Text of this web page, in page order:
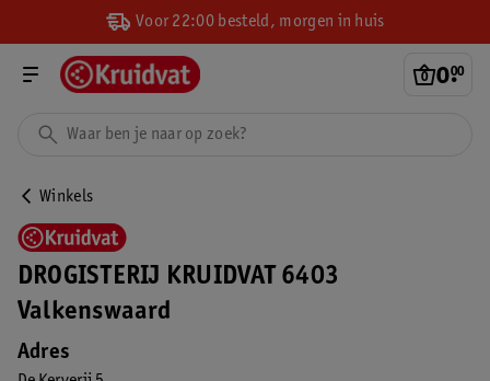
Voor 22:00 besteld, morgen in huis
0.
00
Winkels
DROGISTERIJ KRUIDVAT 6403
Valkenswaard
Adres